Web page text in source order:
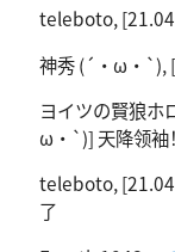
teleboto,
神秀 (´・ω・`),
ヨイツの賢狼
ω・`)] 天降领袖
teleboto,
了